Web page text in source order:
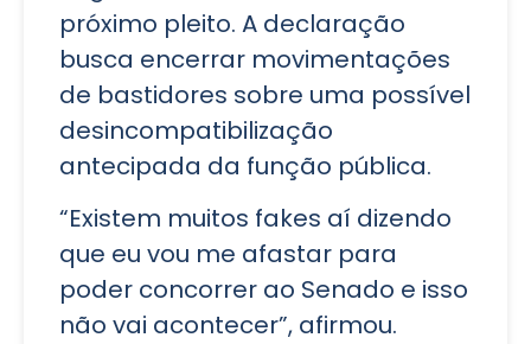
próximo pleito. A declaração
busca encerrar movimentações
de bastidores sobre uma possível
desincompatibilização
antecipada da função pública.
“Existem muitos fakes aí dizendo
que eu vou me afastar para
poder concorrer ao Senado e isso
não vai acontecer”, afirmou.